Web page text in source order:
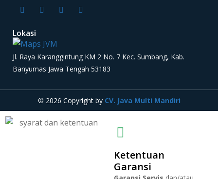
Lokasi
Jl. Raya Karanggintung KM 2 No. 7 Kec. Sumbang, Kab.
Banyumas Jawa Tengah 53183
© 2026 Copyright by CV. Java Multi Mandiri
Ketentuan
Garansi